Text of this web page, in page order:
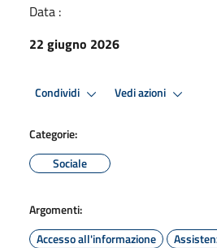
Data :
22 giugno 2026
Condividi Vedi azioni
Categorie:
Sociale
Argomenti:
Accesso all'informazione